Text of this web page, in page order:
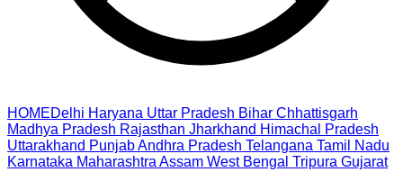
HOMEDelhi Haryana Uttar Pradesh Bihar Chhattisgarh
Madhya Pradesh Rajasthan Jharkhand Himachal Pradesh
Uttarakhand PunjabAndhra Pradesh Telangana Tamil Nadu
Karnataka Maharashtra Assam West Bengal Tripura Gujarat